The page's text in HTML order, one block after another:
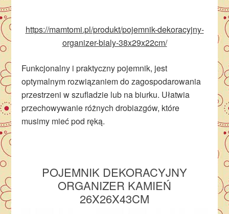
https://mamtomi.pl/produkt/pojemnik-dekoracyjny-
organizer-bialy-38x29x22cm/
Funkcjonalny i praktyczny pojemnik, jest
optymalnym rozwiązaniem do zagospodarowania
przestrzeni w szufladzie lub na biurku. Ułatwia
przechowywanie różnych drobiazgów, które
musimy mieć pod ręką.
POJEMNIK DEKORACYJNY
ORGANIZER KAMIEŃ
26X26X43CM